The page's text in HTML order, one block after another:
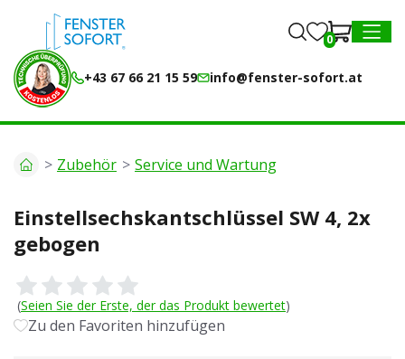
MENU
+43 67 66 21 15 59 info@fenster-sofort.at
0
Zubehör Service und Wartung
Einstellsechskantschlüssel SW 4, 2x
gebogen
(Seien Sie der Erste, der das Produkt bewertet)
Zu den Favoriten hinzufügen